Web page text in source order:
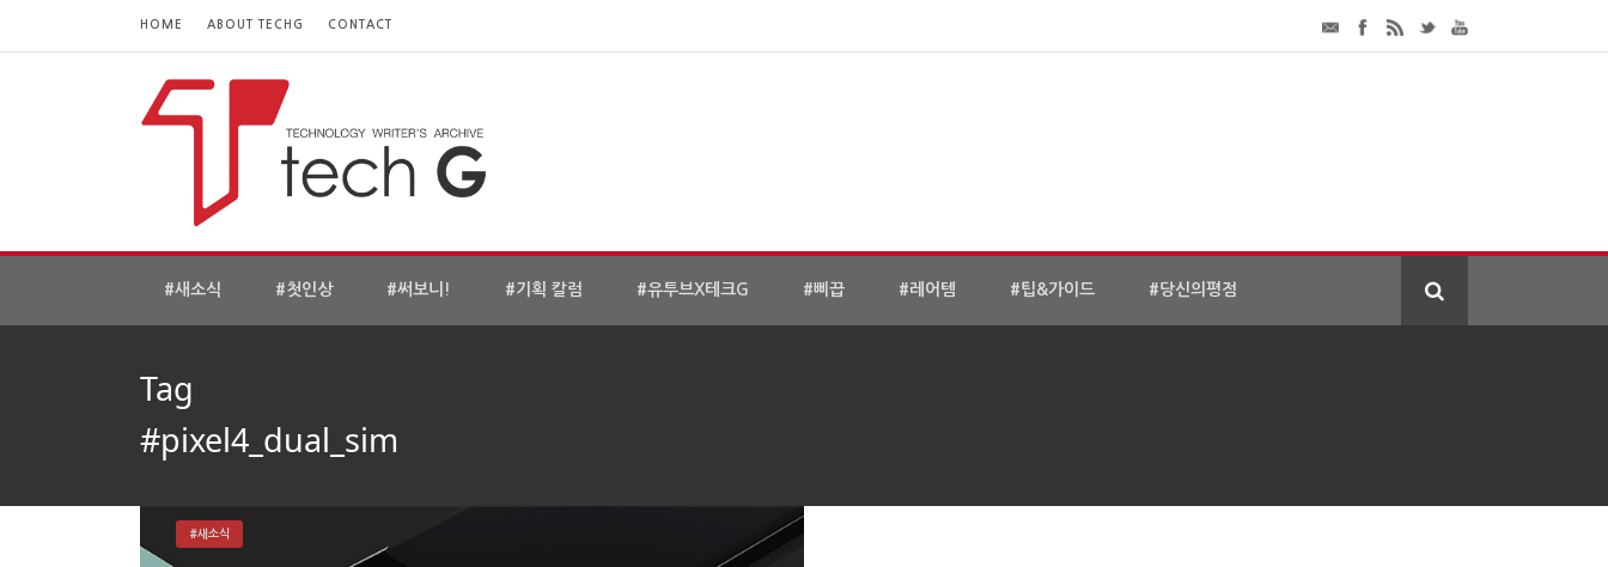
HOME ABOUT TECHG CONTACT
#새소식 #첫인상 #써보니! #기획 칼럼 #유투브X테크G #삐끕 #레어템 #팁&가이드 #당신의평점
Tag
#pixel4_dual_sim
#새소식